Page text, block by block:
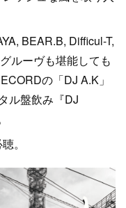
BEAR.B, Difficul-T,
ルーヴも堪能しても
の「DJ A.K」
ル盤飲み『DJ
。